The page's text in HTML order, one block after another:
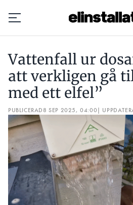
Prenumerera
Hantera
Lediga jobb
Annonsera
Läs E-tidningen
Om tidningen
Vattenfall ur
att verkligen gå
med ett elfel”
PUBLICERAD8 SEP 2025, 04:00|